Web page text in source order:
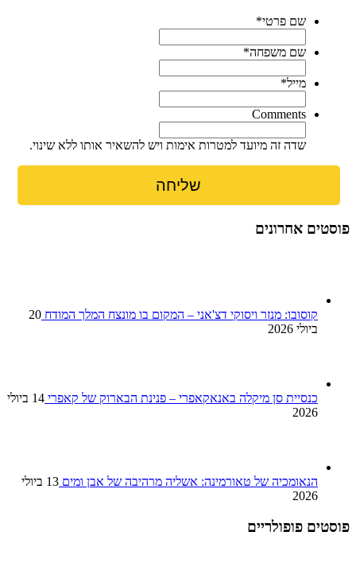
שם פרטי*
שם משפחה*
מייל*
Comments
שדה זה מיועד למטרות אימות ויש להשאיר אותו ללא שינוי.
פוסטים אחרונים
קוסובו: מנזר ויסוקי דצ'אני – המקום בו מונצח המלך המודח 20
ביולי 2026
כנסיית סן מיקלה באנאקאפרי – פנינת הבארוק של קאפרי
14 ביולי
2026
הנאומכיה של טאורמינה: אשליה מרהיבה של אבן ומים
13 ביולי
2026
פוסטים פופולריים